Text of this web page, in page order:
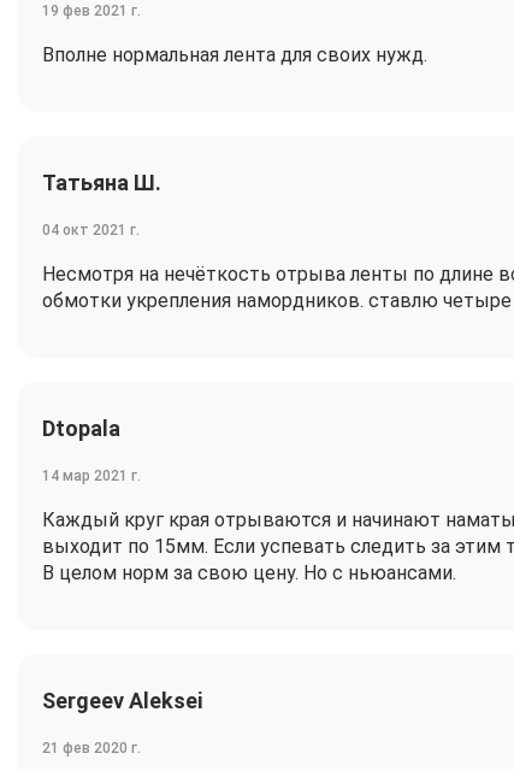
19 фев 2021 г.
Вполне нормальная лента для своих нужд.
Татьяна Ш.
04 окт 2021 г.
Несмотря на нечёткость отрыва ленты по длине
обмотки укрепления намордников. ставлю четыре
Dtopala
14 мар 2021 г.
Каждый круг края отрываются и начинают
выходит по 15мм. Если успевать следить за этим
В целом норм за свою цену. Но с ньюансами.
Sergeev Aleksei
21 фев 2020 г.